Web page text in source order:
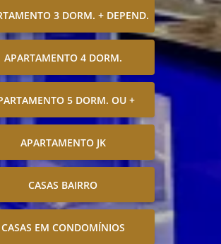
3 DORM. + DEPEND.
APARTAMENTO 4 DORM.
5 DORM. OU +
APARTAMENTO JK
CASAS BAIRRO
CASAS EM CONDOMÍNIOS